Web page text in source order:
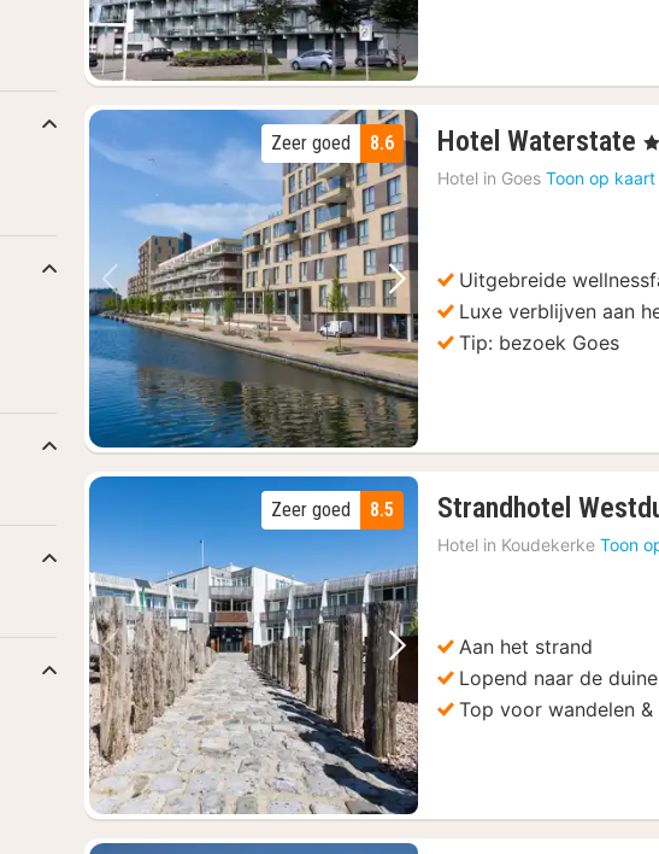
Vorige foto Volgende foto
8.6
Zeer goed Hotel Waterstate 1
,
Hotel in Goes Toon op kaart
Uitgebreide
Luxe verblijven aan
Tip: bezoek Goes
Vorige foto Volgende foto
8.5
Zeer goed Strandhotel
Hotel in Koudekerke Toon
Aan het strand
Lopend naar de
Top voor wandelen